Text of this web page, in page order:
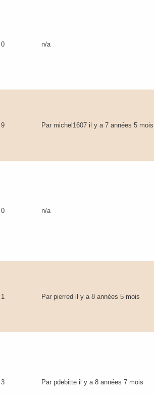
0 n/a
9 Par michel1607 il y a 7 années 5 mois
0 n/a
1 Par pierred il y a 8 années 5 mois
3 Par pdebitte il y a 8 années 7 mois